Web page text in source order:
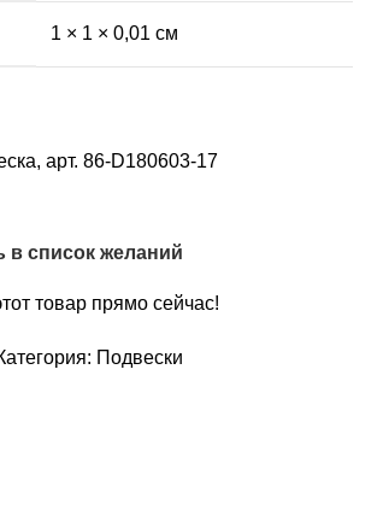
1 × 1 × 0,01 см
арт. 86-D180603-17
в список желаний
товар прямо сейчас!
Подвески